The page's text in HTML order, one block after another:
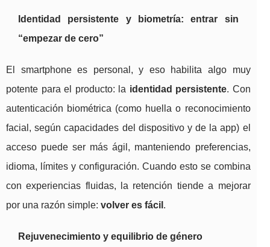
Identidad persistente y biometría: entrar sin
“empezar de cero”
El smartphone es personal, y eso habilita algo muy
potente para el producto: la identidad persistente. Con
autenticación biométrica (como huella o reconocimiento
facial, según capacidades del dispositivo y de la app) el
acceso puede ser más ágil, manteniendo preferencias,
idioma, límites y configuración. Cuando esto se combina
con experiencias fluidas, la retención tiende a mejorar
por una razón simple: volver es fácil .
Rejuvenecimiento y equilibrio de género